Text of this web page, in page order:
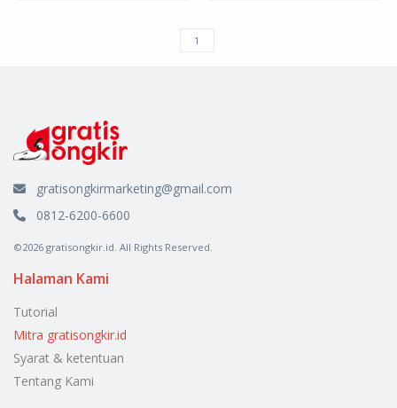
gratisongkirmarketing@gmail.com
0812-6200-6600
©2026 gratisongkir.id. All Rights Reserved.
Halaman Kami
Tutorial
Mitra gratisongkir.id
Syarat & ketentuan
Tentang Kami